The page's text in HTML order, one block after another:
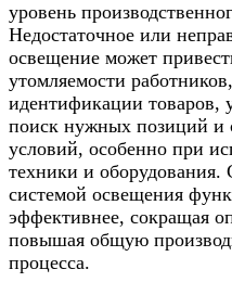
уровень
Недостаточное или
освещение может
утомляемости
идентификации товаров,
поиск нужных позиций и
условий, особенно при
техники и оборудования.
системой освещения
эффективнее, сокращая
повышая общую
процесса.